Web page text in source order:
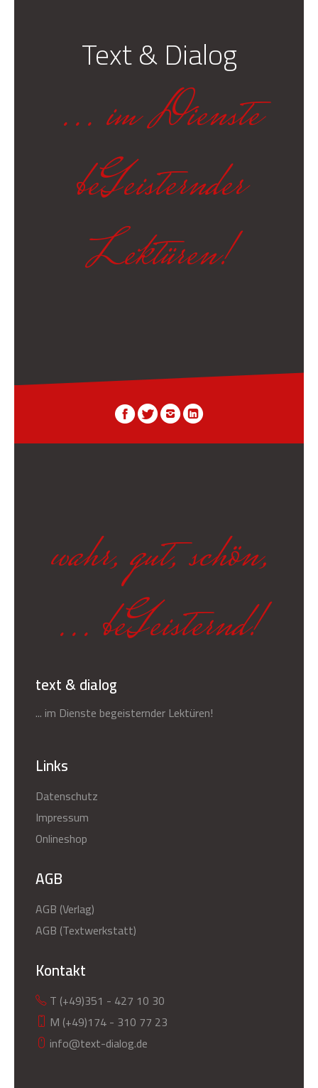
Text & Dialog
... im Dienste
beGeisternder
Lektüren!
wahr, gut, schön,
... beGeisternd!
text & dialog
... im Dienste begeisternder Lektüren!
Links
Datenschutz
Impressum
Onlineshop
AGB
AGB (Verlag)
AGB (Textwerkstatt)
Kontakt
T (+49)351 - 427 10 30
M (+49)174 - 310 77 23
info@text-dialog.de